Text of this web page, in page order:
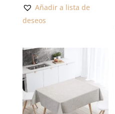
Añadir a lista de
deseos